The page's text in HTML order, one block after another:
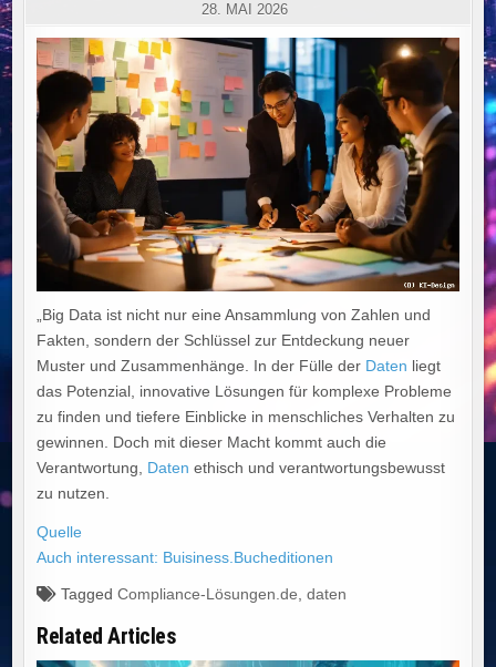
28. MAI 2026
„Big Data ist nicht nur eine Ansammlung von Zahlen und
Fakten, sondern der Schlüssel zur Entdeckung neuer
Muster und Zusammenhänge. In der Fülle der Daten liegt
das Potenzial, innovative Lösungen für komplexe Probleme
zu finden und tiefere Einblicke in menschliches Verhalten zu
gewinnen. Doch mit dieser Macht kommt auch die
Verantwortung, Daten ethisch und verantwortungsbewusst
zu nutzen.
Quelle
Auch interessant: Buisiness.Bucheditionen
TaggedCompliance-Lösungen.de ,daten
Related Articles